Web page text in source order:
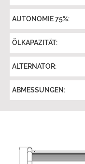
AUTONOMIE 75%:
ÖLKAPAZITÄT:
ALTERNATOR:
ABMESSUNGEN: